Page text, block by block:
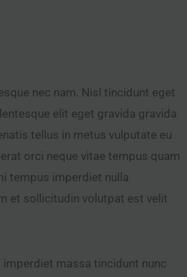
nec nam. Nisl tincidunt eget
elit eget gravida gravida
tellus in metus vulputate eu
orci neque vitae tempus quam
tempus imperdiet nulla
et sollicitudin volutpat est velit
massa tincidunt nunc